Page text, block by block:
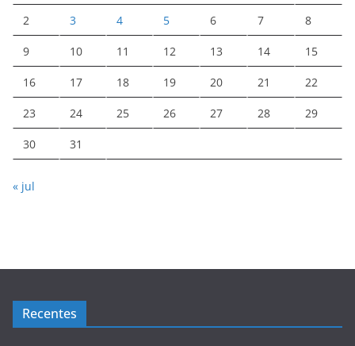
2 3 4 5 6 7 8
9 10 11 12 13 14 15
16 17 18 19 20 21 22
23 24 25 26 27 28 29
30 31
« jul
Recentes